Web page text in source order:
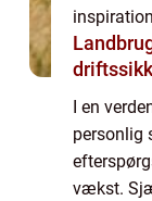
inspiration
I en
personlig
vækst.